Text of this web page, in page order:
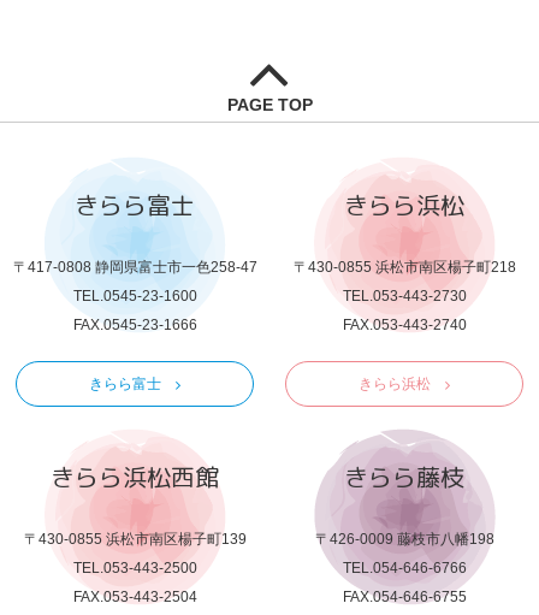
PAGE TOP
きらら富士
〒417-0808 静岡県富士市一色258-47
TEL.0545-23-1600
FAX.0545-23-1666
きらら富士
きらら浜松
〒430-0855 浜松市南区楊子町218
TEL.053-443-2730
FAX.053-443-2740
きらら浜松
きらら浜松西館
〒430-0855 浜松市南区楊子町139
TEL.053-443-2500
FAX.053-443-2504
きらら藤枝
〒426-0009 藤枝市八幡198
TEL.054-646-6766
FAX.054-646-6755